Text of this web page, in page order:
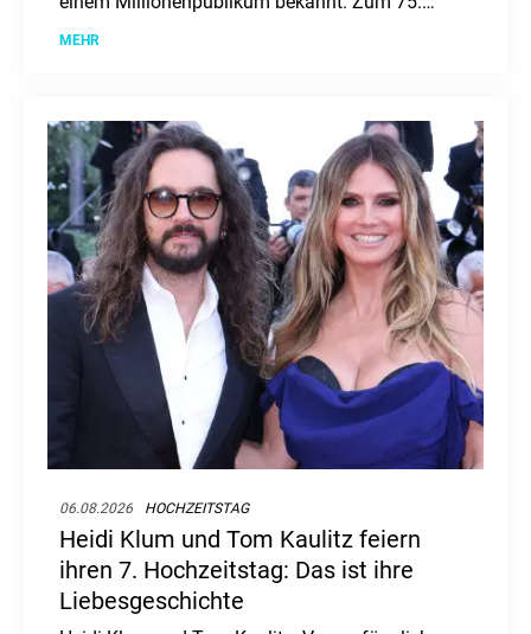
Geburtstag der Schauspielerin stellt sich die
MEHR
06.08.2026 HOCHZEITSTAG
Heidi Klum und Tom Kaulitz feiern
ihren 7. Hochzeitstag: Das ist ihre
Liebesgeschichte